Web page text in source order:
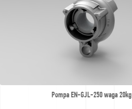
Pompa EN-GJL-250 waga 20kg